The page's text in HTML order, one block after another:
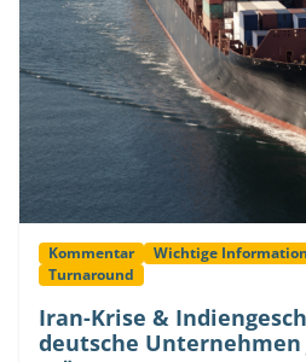
Kommentar Wichtige Information
Turnaround
Iran-Krise &
deutsche